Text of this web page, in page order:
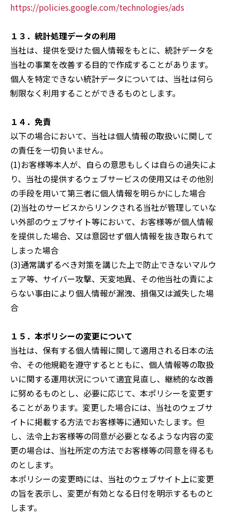
https://policies.google.com/technologies/ads
１３．統計処理データの利用
当社は、提供を受けた個人情報をもとに、統計データを
当社の事業を改善する目的で作成することがあります。
個人を特定できない統計データについては、当社は何ら
制限なく利用することができるものとします。
１４．免責
以下の場合において、当社は個人情報の取扱いに関して
の責任を一切負いません。
(1)お客様等本人が、自らの意思もしくは自らの過失によ
り、当社の提供するウェブサービスの使用又はその他別
の手段を用いて第三者に個人情報を明らかにした場合
(2)当社のサービスからリンクされる当社が管理していな
い外部のウェブサイト等において、お客様等が個人情報
を提供した場合、又は意図せず個人情報を抜き取られて
しまった場合
(3)通常講ずるべき対策を講じた上で防止できないマルウ
ェア等、サイバー攻撃、天変地異、その他当社の責によ
らない事由により個人情報が漏洩、損傷又は滅失した場
合
１５．本ポリシーの変更について
当社は、保有する個人情報に関して適用される日本の法
令、その他規範を遵守するとともに、個人情報等の取扱
いに関する運用状況について適宜見直し、継続的な改善
に努めるものとし、必要に応じて、本ポリシーを変更す
ることがあります。変更した場合には、当社のウェブサ
イトに掲載する方法でお客様等に通知いたします。但
し、法令上お客様等の同意が必要となるような内容の変
更の場合は、当社所定の方法でお客様等の同意を得るも
のとします。
本ポリシーの変更時には、当社のウェブサイト上に変更
の旨を表示し、変更が有効となる日付を明示するものと
します。